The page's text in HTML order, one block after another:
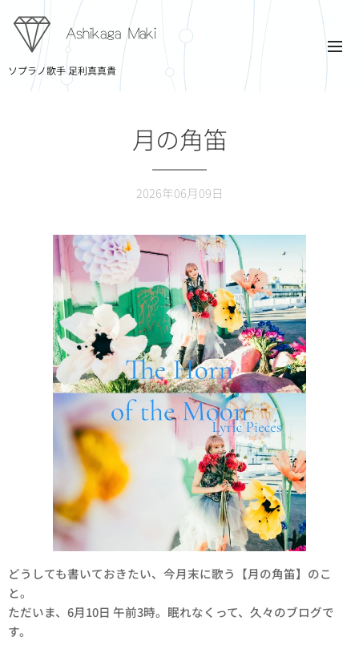
Ashikaga Maki
ソプラノ歌手 足利真真貴
月の角笛
2026年06月09日
どうしても書いておきたい、今月末に歌う【月の角笛】のこ
と。
ただいま、6月10日 午前3時。眠れなくって、久々のブログで
す。